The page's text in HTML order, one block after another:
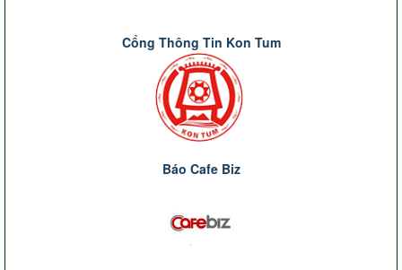
Cổng Thông Tin Kon Tum
Báo Cafe Biz